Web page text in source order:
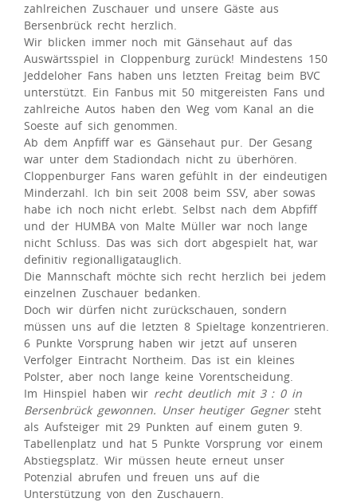
zahlreichen Zuschauer und unsere Gäste aus
Bersenbrück recht herzlich.
Wir blicken immer noch mit Gänsehaut auf das
Auswärtsspiel in Cloppenburg zurück! Mindestens 150
Jeddeloher Fans haben uns letzten Freitag beim BVC
unterstützt. Ein Fanbus mit 50 mitgereisten Fans und
zahlreiche Autos haben den Weg vom Kanal an die
Soeste auf sich genommen.
Ab dem Anpfiff war es Gänsehaut pur. Der Gesang
war unter dem Stadiondach nicht zu überhören.
Cloppenburger Fans waren gefühlt in der eindeutigen
Minderzahl. Ich bin seit 2008 beim SSV, aber sowas
habe ich noch nicht erlebt. Selbst nach dem Abpfiff
und der HUMBA von Malte Müller war noch lange
nicht Schluss. Das was sich dort abgespielt hat, war
definitiv regionalligatauglich.
Die Mannschaft möchte sich recht herzlich bei jedem
einzelnen Zuschauer bedanken.
Doch wir dürfen nicht zurückschauen, sondern
müssen uns auf die letzten 8 Spieltage konzentrieren.
6 Punkte Vorsprung haben wir jetzt auf unseren
Verfolger Eintracht Northeim. Das ist ein kleines
Polster, aber noch lange keine Vorentscheidung.
Im Hinspiel haben wir recht deutlich mit 3 : 0 in
Bersenbrück gewonnen. Unser heutiger Gegnersteht
als Aufsteiger mit 29 Punkten auf einem guten 9.
Tabellenplatz und hat 5 Punkte Vorsprung vor einem
Abstiegsplatz. Wir müssen heute erneut unser
Potenzial abrufen und freuen uns auf die
Unterstützung von den Zuschauern.